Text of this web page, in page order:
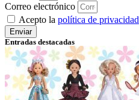
Correo electrónico
Acepto la política de privacidad
Enviar
Entradas destacadas